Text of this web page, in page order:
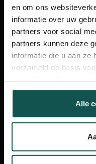
en om ons
informatie over uw
partners voor social
partners kunnen deze
informatie die u aan ze
verzameld op basis
gebruiken.
Alle
Laan van 's-Gravenmade
2495 AJ Den Haag,